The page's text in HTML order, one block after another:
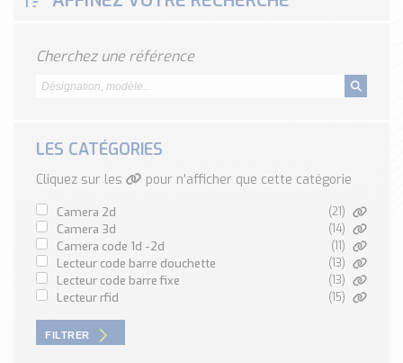
RED LION
IDEM SAFETY
Nos outils et simulateurs
Téléchargement (Logiciels, Documents,..)
Formulaire sonde température
Convertisseur de pression
Formulaire Débitmètre
Calculateur maintien en température
Calculateur Chauffage/Liquide/Gaz
Cherchez une référence
LES CATÉGORIES
Cliquez sur les pour n'afficher que cette catégorie
camera 2d (21)
camera 3d (14)
camera code 1d -2d (11)
lecteur code barre douchette (13)
lecteur code barre fixe (13)
lecteur rfid (15)
FILTRER